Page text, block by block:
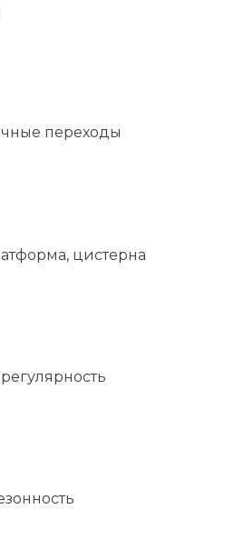
переходы
цистерна